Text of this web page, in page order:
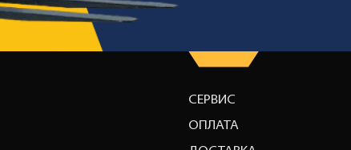
СЕРВИС
ОПЛАТА